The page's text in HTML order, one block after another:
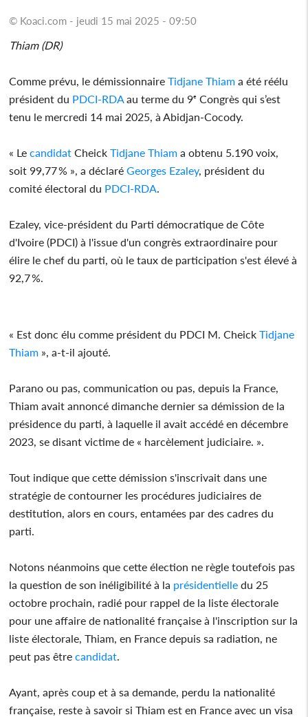
© Koaci.com - jeudi 15 mai 2025 - 09:50
Thiam (DR)
Comme prévu, le démissionnaireTidjane Thiam a été réélu
président du PDCI-RDA au terme du 9ᵉ Congrès qui s’est
tenu le mercredi 14 mai 2025, à Abidjan-Cocody.
« Lecandidat CheickTidjane Thiam a obtenu 5.190 voix,
soit 99,77 % », a déclaréGeorges Ezaley, président du
comité électoral du PDCI-RDA
Ezaley, vice-président du Parti démocratique de Côte
d'Ivoire (PDCI) à l'issue d'un congrès extraordinaire pour
élire le chef du parti, où le taux de participation s'est élevé à
92,7 %.
« Est donc élu comme président du PDCI M. CheickTidjane
Thiam », a-t-il ajouté.
Parano ou pas, communication ou pas, depuis la France,
Thiam avait annoncé dimanche dernier sa démission de la
présidence du parti, à laquelle il avait accédé en décembre
2023, se disant victime de « harcèlement judiciaire. ».
Tout indique que cette démission s'inscrivait dans une
stratégie de contourner les procédures judiciaires de
destitution, alors en cours, entamées par des cadres du
parti.
Notons néanmoins que cette élection ne règle toutefois pas
la question de son inéligibilité à la présidentielle du 25
octobre prochain, radié pour rappel de la liste électorale
pour une affaire de nationalité française à l'inscription sur la
liste électorale, Thiam, en France depuis sa radiation, ne
peut pas êtrecandidat
Ayant, après coup et à sa demande, perdu la nationalité
française, reste à savoir si Thiam est en France avec un visa